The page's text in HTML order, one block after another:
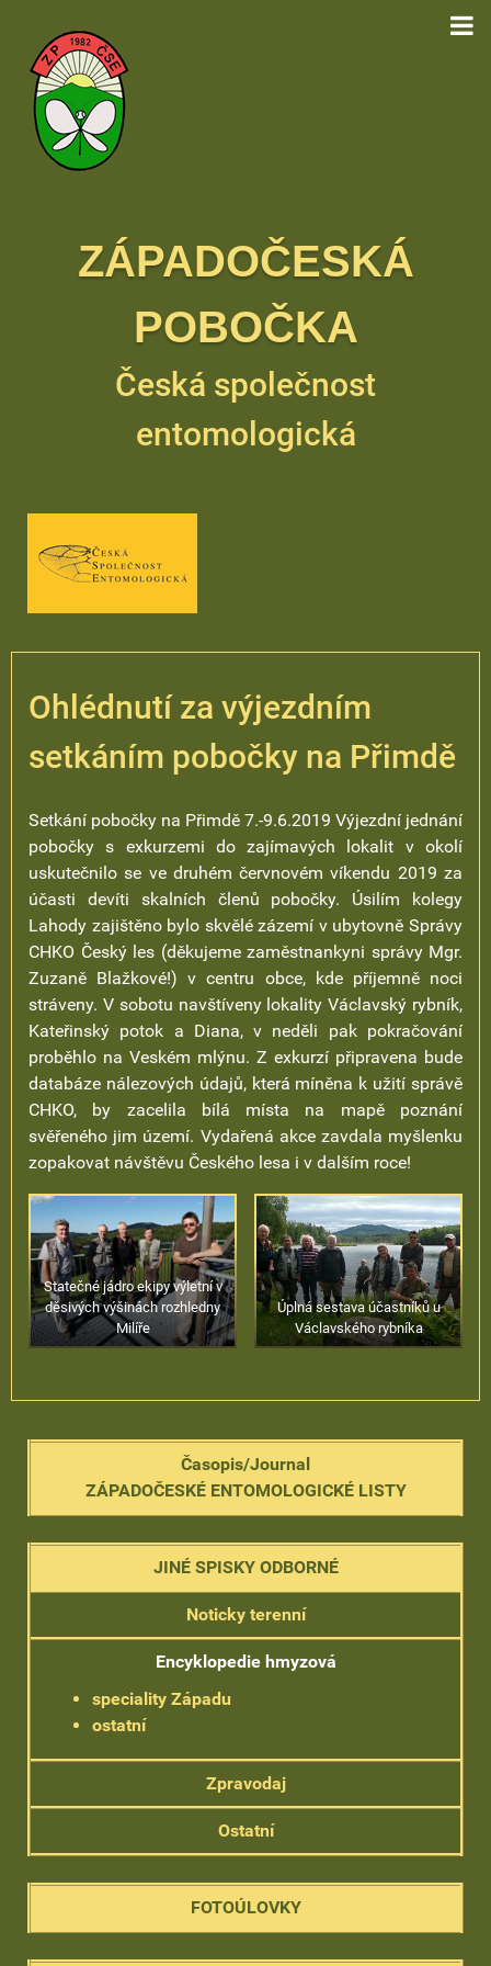
ZÁPADOČESKÁ
POBOČKA
Česká společnost
entomologická
Ohlédnutí za výjezdním
setkáním pobočky na Přimdě
Setkání pobočky na Přimdě 7.-9.6.2019 Výjezdní jednání
pobočky s exkurzemi do zajímavých lokalit v okolí
uskutečnilo se ve druhém červnovém víkendu 2019 za
účasti devíti skalních členů pobočky. Úsilím kolegy
Lahody zajištěno bylo skvělé zázemí v ubytovně Správy
CHKO Český les (děkujeme zaměstnankyni správy Mgr.
Zuzaně Blažkové!) v centru obce, kde příjemně noci
stráveny. V sobotu navštíveny lokality Václavský rybník,
Kateřinský potok a Diana, v neděli pak pokračování
proběhlo na Veském mlýnu. Z exkurzí připravena bude
databáze nálezových údajů, která míněna k užití správě
CHKO, by zacelila bílá místa na mapě poznání
svěřeného jim území. Vydařená akce zavdala myšlenku
zopakovat návštěvu Českého lesa i v dalším roce!
Statečné jádro ekipy výletní v
děsivých výšinách rozhledny
Milíře
Úplná sestava účastníků u
Václavského rybníka
Časopis/Journal
ZÁPADOČESKÉ ENTOMOLOGICKÉ LISTY
JINÉ SPISKY ODBORNÉ
Noticky terenní
Encyklopedie hmyzová
speciality Západu
ostatní
Zpravodaj
Ostatní
FOTOÚLOVKY